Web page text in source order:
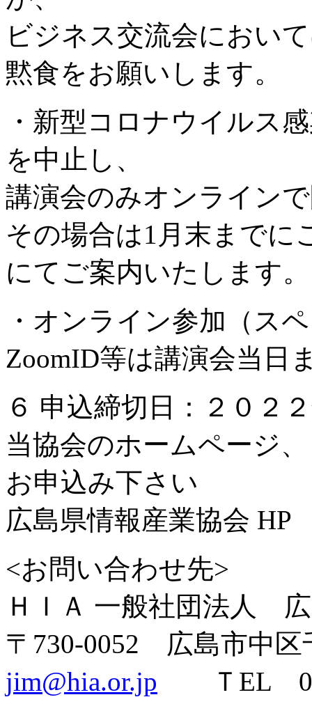
ビジネス交流会におい
黙食をお願いします。
・新型コロナウイルス
を中止し、
講演会のみオンライン
その場合は1月末までに
にてご案内いたします。
・オンライン参加（ス
ZoomID等は講演会当日
６ 申込締切日：２０２
当協会のホームページ
お申込み下さい
広島県情報産業協会
<お問い合わせ先>
ＨＩＡ 一般社団法人
〒730-0052 広島市中区
jim@hia.or.jp ＴEL